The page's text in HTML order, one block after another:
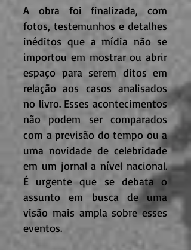
A obra foi finalizada, com
fotos, testemunhos e detalhes
inéditos que a mídia não se
importou em mostrar ou abrir
espaço para serem ditos em
relação aos casos analisados
no livro. Esses acontecimentos
não podem ser comparados
com a previsão do tempo ou a
uma novidade de celebridade
em um jornal a nível nacional.
É urgente que se debata o
assunto em busca de uma
visão mais ampla sobre esses
eventos.